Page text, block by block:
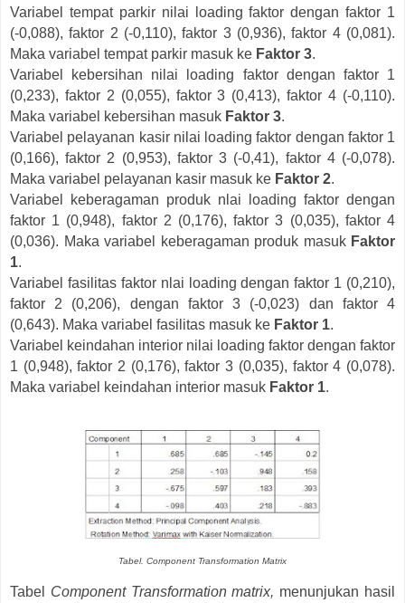
Variabel tempat parkir nilai loading faktor dengan faktor 1
(-0,088), faktor 2 (-0,110), faktor 3 (0,936), faktor 4 (0,081).
Maka variabel tempat parkir masuk ke Faktor 3.
Variabel kebersihan nilai loading faktor dengan faktor 1
(0,233), faktor 2 (0,055), faktor 3 (0,413), faktor 4 (-0,110).
Maka variabel kebersihan masuk Faktor 3.
Variabel pelayanan kasir nilai loading faktor dengan faktor 1
(0,166), faktor 2 (0,953), faktor 3 (-0,41), faktor 4 (-0,078).
Maka variabel pelayanan kasir masuk ke Faktor 2.
Variabel keberagaman produk nlai loading faktor dengan
faktor 1 (0,948), faktor 2 (0,176), faktor 3 (0,035), faktor 4
(0,036). Maka variabel keberagaman produk masuk Faktor
1.
Variabel fasilitas faktor nlai loading dengan faktor 1 (0,210),
faktor 2 (0,206), dengan faktor 3 (-0,023) dan faktor 4
(0,643). Maka variabel fasilitas masuk ke Faktor 1.
Variabel keindahan interior nilai loading faktor dengan faktor
1 (0,948), faktor 2 (0,176), faktor 3 (0,035), faktor 4 (0,078).
Maka variabel keindahan interior masuk Faktor 1.
Tabel. Component Transformation Matrix
Tabel Component Transformation matrix, menunjukan hasil